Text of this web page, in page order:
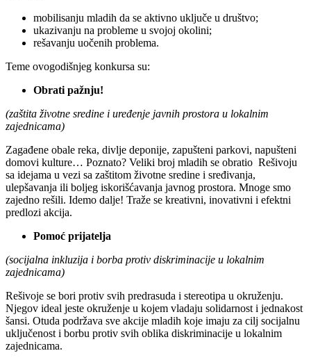
mobilisanju mladih da se aktivno uključe u društvo;
ukazivanju na probleme u svojoj okolini;
rešavanju uočenih problema.
Teme ovogodišnjeg konkursa su:
Obrati pažnju!
(zaštita životne sredine i uređenje javnih prostora u lokalnim
zajednicama)
Zagađene obale reka, divlje deponije, zapušteni parkovi, napušteni
domovi kulture… Poznato? Veliki broj mladih se obratio Rešivoju
sa idejama u vezi sa zaštitom životne sredine i sređivanja,
ulepšavanja ili boljeg iskorišćavanja javnog prostora. Mnoge smo
zajedno rešili. Idemo dalje! Traže se kreativni, inovativni i efektni
predlozi akcija.
Pomoć prijatelja
(socijalna inkluzija i borba protiv diskriminacije u lokalnim
zajednicama)
Rešivoje se bori protiv svih predrasuda i stereotipa u okruženju.
Njegov ideal jeste okruženje u kojem vladaju solidarnost i jednakost
šansi. Otuda podržava sve akcije mladih koje imaju za cilj socijalnu
uključenost i borbu protiv svih oblika diskriminacije u lokalnim
zajednicama.